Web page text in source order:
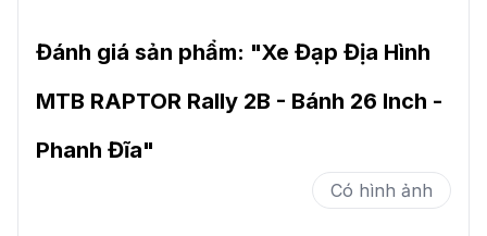
Đánh giá sản phẩm: "Xe Đạp Địa Hình
MTB RAPTOR Rally 2B - Bánh 26 Inch -
Phanh Đĩa"
Có hình ảnh